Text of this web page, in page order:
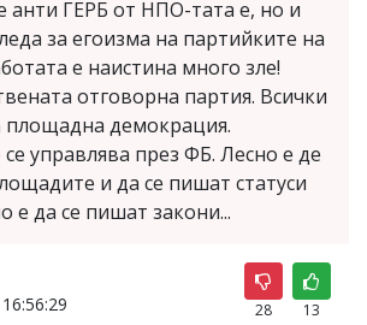
анти ГЕРБ от НПО-тата е, но и
за егоизма на партийките на
е наистина много зле!
отговорна партия. Всички
площадна демокрация.
управлява през ФБ. Лесно е де
и да се пишат статуси
е да се пишат закони...
28 13